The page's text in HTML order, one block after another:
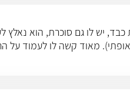
יש לו גם סוכרת, הוא נאלץ
מאוד קשה לו לעמוד על